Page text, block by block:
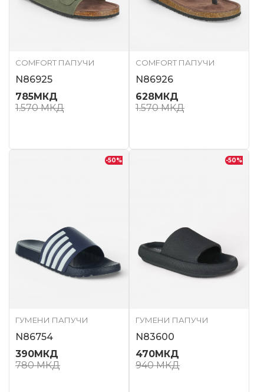
COMFORT ПАПУЧИ
N86925
785МКД
1.570МКД
COMFORT ПАПУЧИ
N86926
628МКД
1.570МКД
-50%
ГУМЕНИ ПАПУЧИ
N86754
390МКД
780МКД
-50%
ГУМЕНИ ПАПУЧИ
N83600
470МКД
940МКД